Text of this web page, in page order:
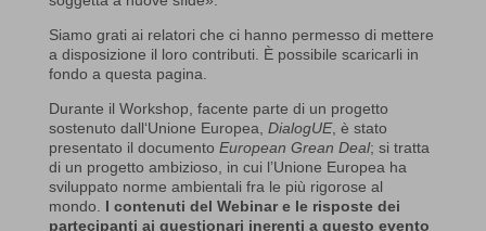
Siamo grati ai relatori che ci hanno permesso di mettere
a disposizione il loro contributi. È possibile scaricarli in
fondo a questa pagina.
Durante il Workshop, facente parte di un progetto
sostenuto dall‘Unione Europea, DialogUE, è stato
presentato il documento European Grean Deal; si tratta
di un progetto ambizioso, in cui l’Unione Europea ha
sviluppato norme ambientali fra le più rigorose al
mondo. I contenuti del Webinar e le risposte dei
partecipanti ai questionari inerenti a questo evento